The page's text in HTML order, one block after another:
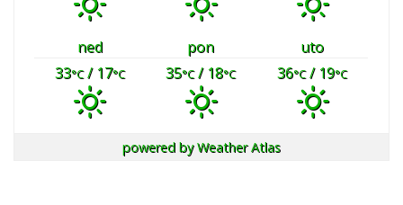
ned pon
uto
33°C/ 17°C 35°C/ 18°C 36°C/ 19°C
powered byWeather Atlas